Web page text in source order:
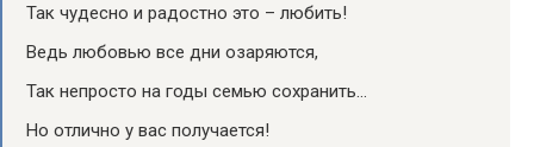
Так чудесно и радостно это – любить!
Ведь любовью все дни озаряются,
Так непросто на годы семью сохранить…
Но отлично у вас получается!